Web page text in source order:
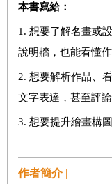
本書寫給：
1. 想要了解名畫或
說明牆，也能看懂作
2. 想要解析作品、
文字表達，甚至評論
3. 想要提升繪畫構
作者簡介 |